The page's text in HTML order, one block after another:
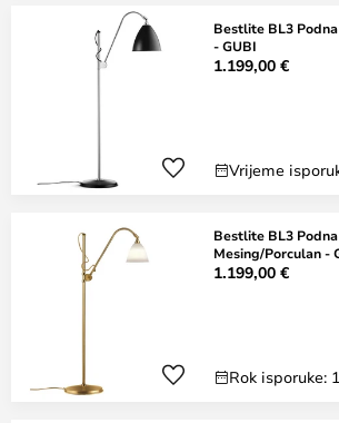
Bestlite BL3
- GUBI
1.199,00 €
Vrijeme
Bestlite BL3
Mesing/Porculan -
1.199,00 €
Rok isporuke: